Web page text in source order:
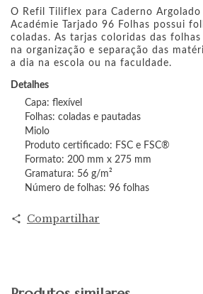
O Refil Tiliflex para Caderno
Académie Tarjado 96 Folhas possui
coladas. As tarjas coloridas das
na organização e separação das
a dia na escola ou na faculdade.
Detalhes
Capa: flexível
Folhas: coladas e pautadas
Miolo
Produto certificado: FSC e FSC®
Formato: 200 mm x 275 mm
Gramatura: 56 g/m²
Número de folhas: 96 folhas
Compartilhar